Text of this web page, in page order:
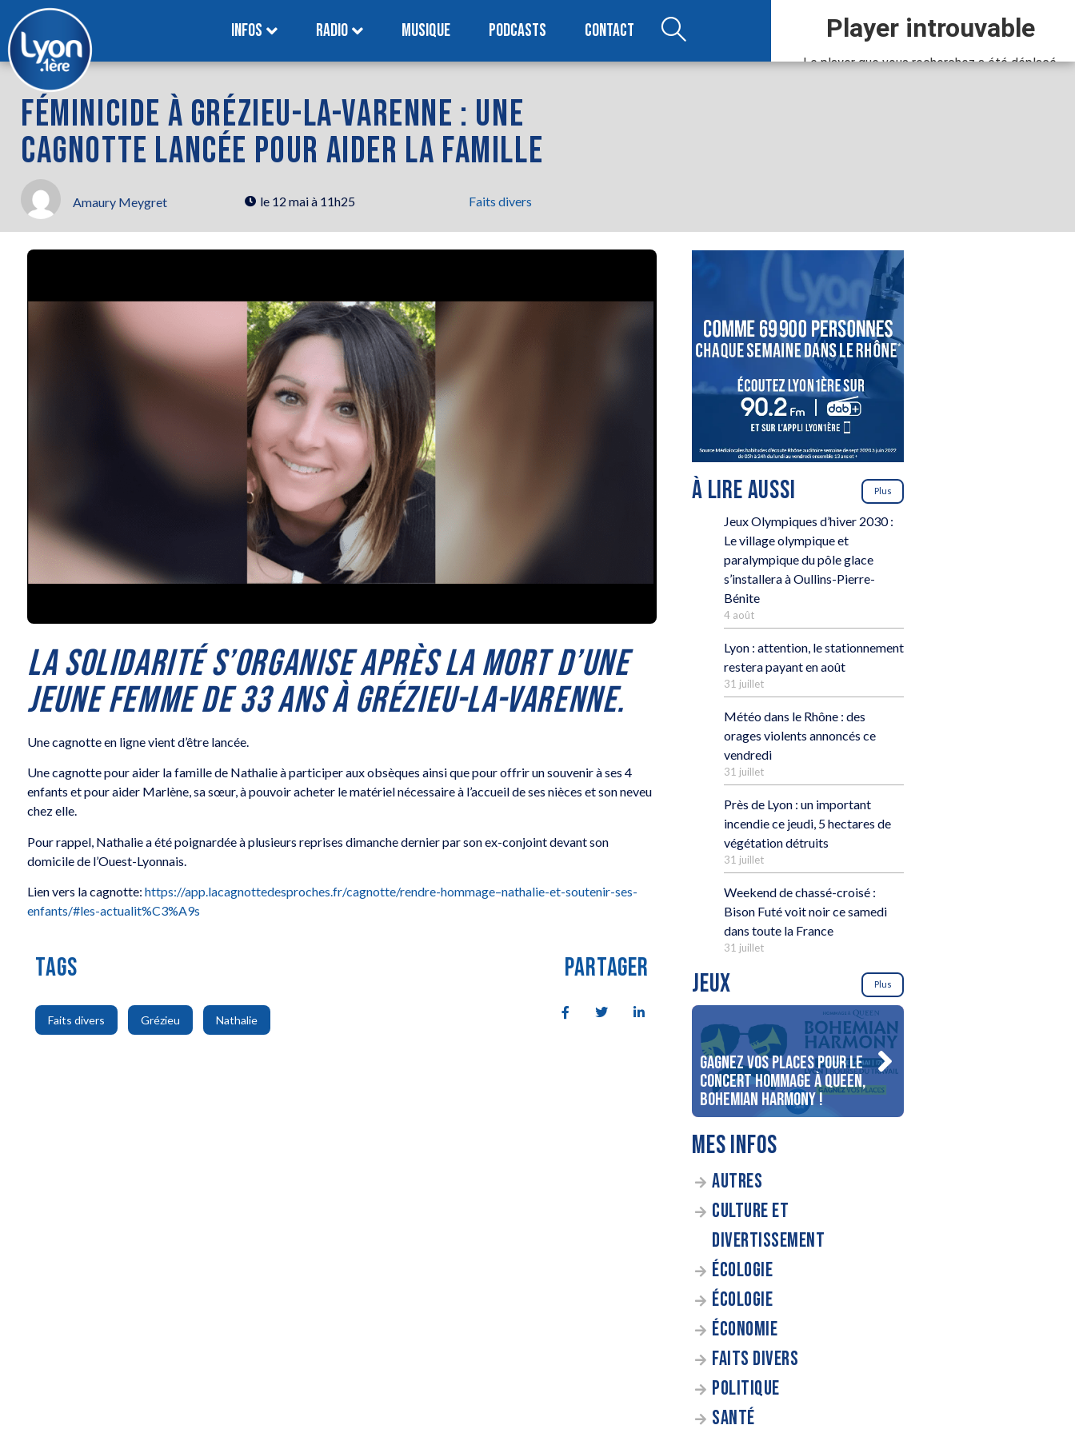
INFOS RADIO MUSIQUE PODCASTS CONTACT
FÉMINICIDE À GRÉZIEU-LA-VARENNE : UNE
CAGNOTTE LANCÉE POUR AIDER LA FAMILLE
Amaury Meygret le 12 mai à 11h25 Faits divers
LA SOLIDARITÉ S’ORGANISE APRÈS LA MORT D’UNE
JEUNE FEMME DE 33 ANS À GRÉZIEU-LA-VARENNE.
Une cagnotte en ligne vient d’être lancée.
Une cagnotte pour aider la famille de Nathalie à participer aux obsèques ainsi que pour offrir un souvenir à ses 4
enfants et pour aider Marlène, sa sœur, à pouvoir acheter le matériel nécessaire à l’accueil de ses nièces et son neveu
chez elle.
Pour rappel, Nathalie a été poignardée à plusieurs reprises dimanche dernier par son ex-conjoint devant son
domicile de l’Ouest-Lyonnais.
Lien vers la cagnotte:https://app.lacagnottedesproches.fr/cagnotte/rendre-hommage–nathalie-et-soutenir-ses-
enfants/#les-actualit%C3%A9s
TAGS
Faits divers
,
Grézieu
,
Nathalie
PARTAGER
À LIRE AUSSI Plus
Jeux Olympiques d’hiver 2030 :
Le village olympique et
paralympique du pôle glace
s’installera à Oullins-Pierre-
Bénite
4 août
Lyon : attention, le stationnement
restera payant en août
31 juillet
Météo dans le Rhône : des
orages violents annoncés ce
vendredi
31 juillet
Près de Lyon : un important
incendie ce jeudi, 5 hectares de
végétation détruits
31 juillet
Weekend de chassé-croisé :
Bison Futé voit noir ce samedi
dans toute la France
31 juillet
JEUX Plus
Gagnez vos places pour le
concert Hommage à Queen,
Bohemian Harmony !
MES INFOS
AUTRES
CULTURE ET
DIVERTISSEMENT
ÉCOLOGIE
ÉCOLOGIE
ÉCONOMIE
FAITS DIVERS
POLITIQUE
SANTÉ